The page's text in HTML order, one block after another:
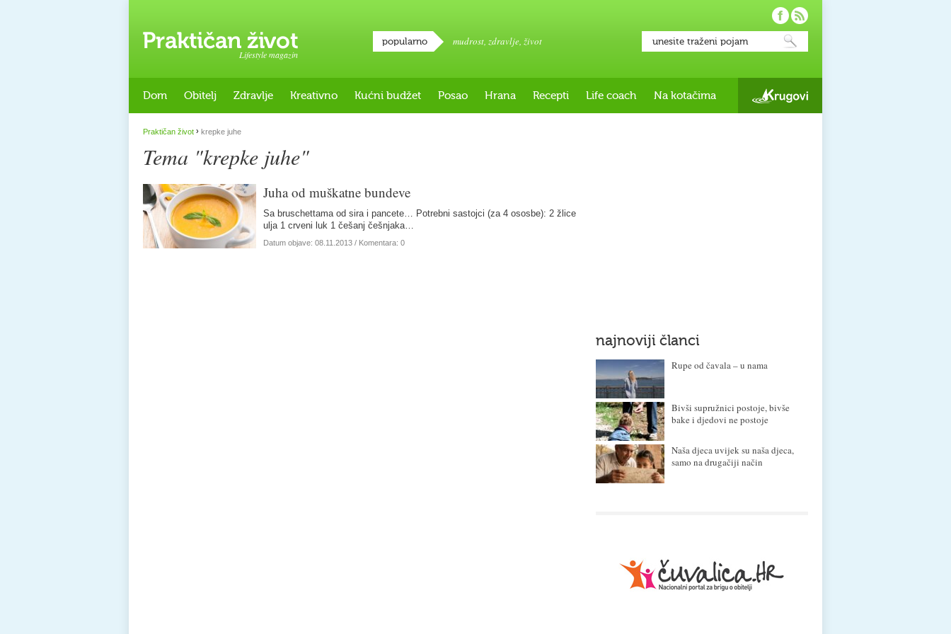
Lifestyle magazin
popularno mudrost, zdravlje, život
Dom Obitelj Zdravlje Kreativno Kućni budžet Posao Hrana Recepti Life coach Na kotačima
Praktičan život › krepke juhe
Tema "krepke juhe"
Juha od muškatne bundeve
Sa bruschettama od sira i pancete… Potrebni sastojci (za 4 ososbe): 2 žlice
ulja 1 crveni luk 1 češanj češnjaka…
Datum objave: 08.11.2013 / Komentara: 0
najnoviji članci
Rupe od čavala – u nama
Bivši supružnici postoje, bivše
bake i djedovi ne postoje
Naša djeca uvijek su naša djeca,
samo na drugačiji način